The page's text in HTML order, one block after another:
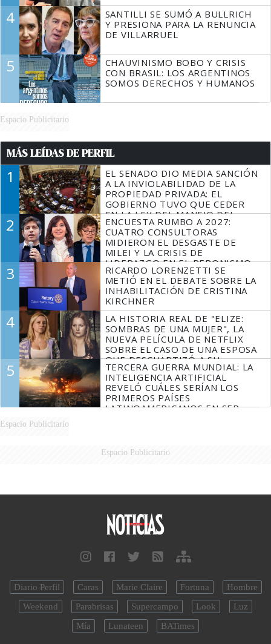
4
SANTILLI SE SUMÓ A BULLRICH
Y PRESIONA PARA LA RENUNCIA
DE VILLARRUEL
5
CHAUVINISMO BOBO Y CRISIS
CON BRASIL: LOS ARGENTINOS
SOMOS DERECHOS Y HUMANOS
Espacio Publicitario
MÁS LEÍDAS DE PERFIL
1
EL SENADO DIO MEDIA SANCIÓN
A LA INVIOLABILIDAD DE LA
PROPIEDAD PRIVADA: EL
GOBIERNO TUVO QUE CEDER
EN LA LEY DEL MANEJO DEL
FUEGO
2
ENCUESTA RUMBO A 2027:
CUATRO CONSULTORAS
MIDIERON EL DESGASTE DE
MILEI Y LA CRISIS DE
LIDERAZGO EN EL PERONISMO
3
RICARDO LORENZETTI SE
METIÓ EN EL DEBATE SOBRE LA
INHABILITACIÓN DE CRISTINA
KIRCHNER
4
LA HISTORIA REAL DE "ELIZE:
SOMBRAS DE UNA MUJER", LA
NUEVA PELÍCULA DE NETFLIX
SOBRE EL CASO DE UNA ESPOSA
QUE DESCUARTIZÓ A SU
MARIDO
5
TERCERA GUERRA MUNDIAL: LA
INTELIGENCIA ARTIFICIAL
REVELÓ CUÁLES SERÍAN LOS
PRIMEROS PAÍSES
LATINOAMERICANOS EN SER
Espacio Publicitario
Espacio Publicitario
Diario Perfil Caras Marie Claire Fortuna
Hombre
Weekend
Parabrisas Supercampo Look
Luz
Mía
Lunateen BATimes